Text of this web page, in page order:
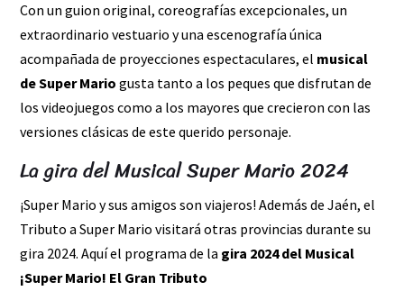
Con un guion original, coreografías excepcionales, un
extraordinario vestuario y una escenografía única
acompañada de proyecciones espectaculares, el musical
de Super Mario gusta tanto a los peques que disfrutan de
los videojuegos como a los mayores que crecieron con las
versiones clásicas de este querido personaje.
La gira del Musical Super Mario 2024
¡Super Mario y sus amigos son viajeros! Además de Jaén, el
Tributo a Super Mario visitará otras provincias durante su
gira 2024. Aquí el programa de la gira 2024 del Musical
¡Super Mario! El Gran Tributo